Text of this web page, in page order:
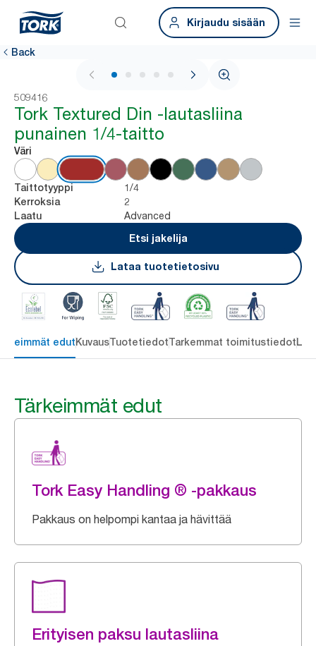
Kirjaudu sisään
Back
1 / 5
509416
Tork Textured Din -lautasliina
punainen 1/4-taitto
Väri
Taittotyyppi 1/4
Kerroksia 2
Laatu
Advanced
Etsi jakelija
Lataa tuotetietosivu
edutKuvausTuotetiedotTarkemmat toimitustiedot
Tärkeimmät edut
Tork Easy Handling ® -pakkaus
Pakkaus on helpompi kantaa ja hävittää
Erityisen paksu lautasliina